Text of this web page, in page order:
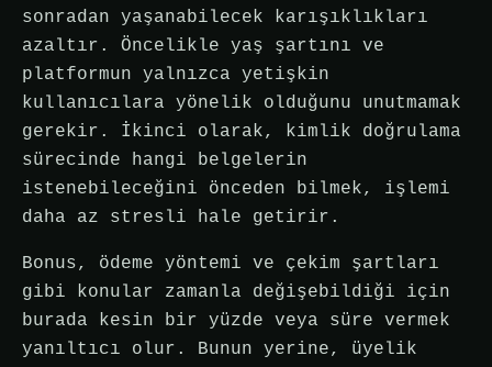
sonradan yaşanabilecek karışıklıkları
azaltır. Öncelikle yaş şartını ve
platformun yalnızca yetişkin
kullanıcılara yönelik olduğunu unutmamak
gerekir. İkinci olarak, kimlik doğrulama
sürecinde hangi belgelerin
istenebileceğini önceden bilmek, işlemi
daha az stresli hale getirir.
Bonus, ödeme yöntemi ve çekim şartları
gibi konular zamanla değişebildiği için
burada kesin bir yüzde veya süre vermek
yanıltıcı olur. Bunun yerine, üyelik